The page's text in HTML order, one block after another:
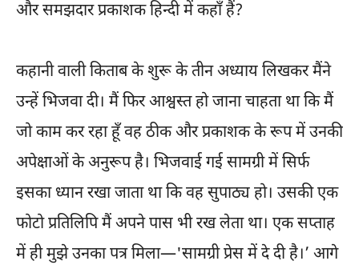
और समझदार प्रकाशक हिन्दी में कहाँ हैं?
कहानी वाली किताब के शुरू के तीन अध्याय लिखकर मैंने
उन्हें भिजवा दी। मैं फिर आश्वस्त हो जाना चाहता था कि मैं
जो काम कर रहा हूँ वह ठीक और प्रकाशक के रूप में उनकी
अपेक्षाओं के अनुरूप है। भिजवाई गई सामग्री में सिर्फ
इसका ध्यान रखा जाता था कि वह सुपाठ्य हो। उसकी एक
फोटो प्रतिलिपि मैं अपने पास भी रख लेता था। एक सप्ताह
में ही मुझे उनका पत्र मिला—'सामग्री प्रेस में दे दी है।’ आगे